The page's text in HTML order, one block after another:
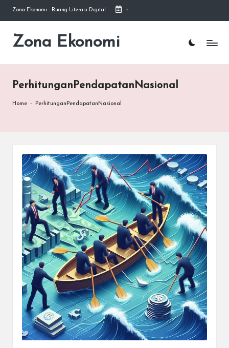
Skip
content
Zona Ekonomi - Ruang Literasi Digital -
Zona Ekonomi
Ruang
PerhitunganPendapatanNasional
Home - PerhitunganPendapatanNasional